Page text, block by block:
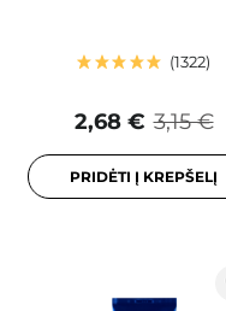
1322
3,15 €
2,68 €
PRIDĖTI Į KREPŠELĮ